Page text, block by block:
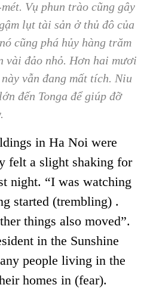
Vụ phun trào cũng gây
lụt tài sản ở thủ đô của
cũng phá hủy hàng trăm
vài đảo nhỏ. Hơn hai mươi
vẫn đang mất tích. Niu
đến Tonga để giúp đỡ
in Ha Noi were
felt a slight shaking for
night. “I was watching
started (trembling) .
things also moved”.
in the Sunshine
people living in the
homes in (fear).